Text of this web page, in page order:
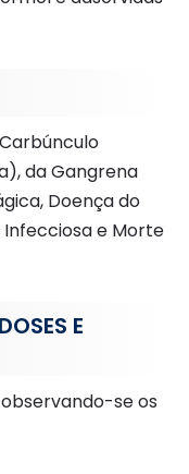
da Gangrena
Doença do
e Morte
E
se os